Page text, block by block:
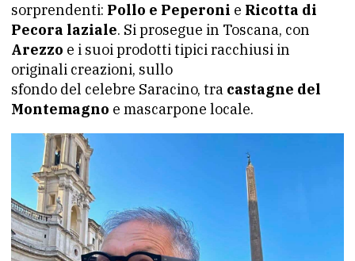
sorprendenti: Pollo e Peperoni e Ricotta di
Pecora laziale. Si prosegue in Toscana, con
Arezzo e i suoi prodotti tipici racchiusi in
originali creazioni, sullo
sfondo del celebre Saracino, tra castagne del
Montemagno e mascarpone locale.